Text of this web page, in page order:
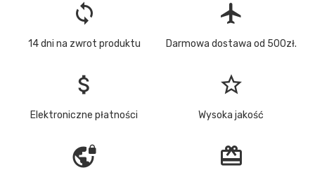
loop
14 dni na zwrot produktu
flight
Darmowa dostawa od 500zł.
attach_money
Elektroniczne płatności
star_border
Wysoka jakość
vpn_lock redeem